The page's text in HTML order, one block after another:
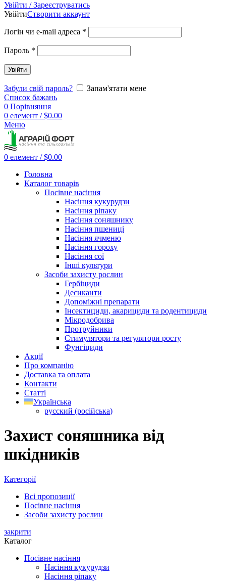
Увійти / Зареєструватись
УвійтиСтворити аккаунт
Логін чи e-mail адреса *
Пароль *
Увійти
Забули свій пароль?
Запам'ятати мене
Список бажань
0 Порівняння
0 елемент / $0.00
Меню
0 елемент / $0.00
Головна
Каталог товарів
Посівне насіння
Насіння кукурудзи
Насіння ріпаку
Насіння соняшнику
Насіння пшениці
Насіння ячменю
Насіння гороху
Насіння сої
Інші культури
Засоби захисту рослин
Гербіциди
Десиканти
Допоміжні препарати
Інсектициди, акарициди та родентициди
Мікродобрива
Протруйники
Стимулятори та регулятори росту
Фунгіциди
Акції
Про компанію
Доставка та оплата
Контакти
Статті
Українська
русский (російська)
Захист соняшника від
шкідників
Категорії
Всі пропозиції
Посівне насіння
Засоби захисту рослин
закрити
Каталог
Посівне насіння
Насіння кукурудзи
Насіння ріпаку